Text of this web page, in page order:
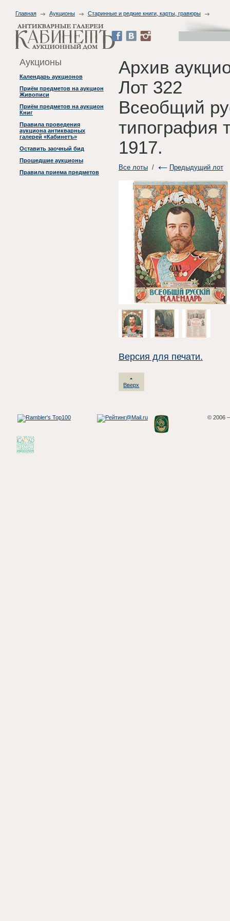
Главная Аукционы Старинные и редкие книги, карты, гравюры
Аукционы
Календарь аукционов
Приём предметов на аукцион
Живописи
Приём предметов на аукцион
Книг
Правила проведения
аукциона антикварных
галерей «Кабинетъ»
Оставить заочный бид
Прошедшие аукционы
Правила приема предметов
Архив
Лот 322
Всеобщий
типография
1917.
Все лоты/ Предыдущий лот
Версия для печати.
Вверх
© 2006